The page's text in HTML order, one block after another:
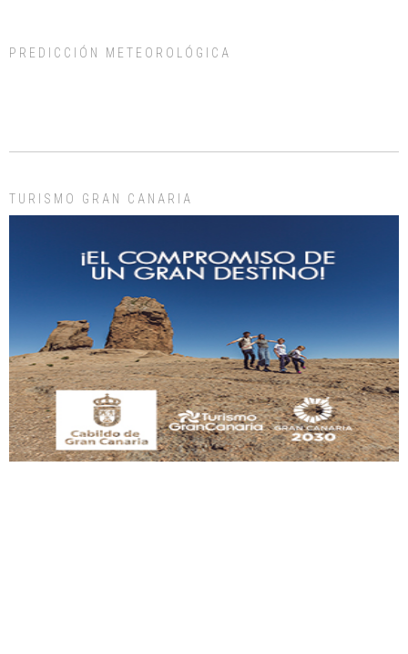
días, ella incluida...
Gato manso encontrado
Este gato macho ha aparecido en la calle hace menos de un mes, es muy
manso y extremadamente cari...
Leales.org » Gran Canaria | 9.7.2025
PREDICCIÓN METEOROLÓGICA
TURISMO GRAN CANARIA